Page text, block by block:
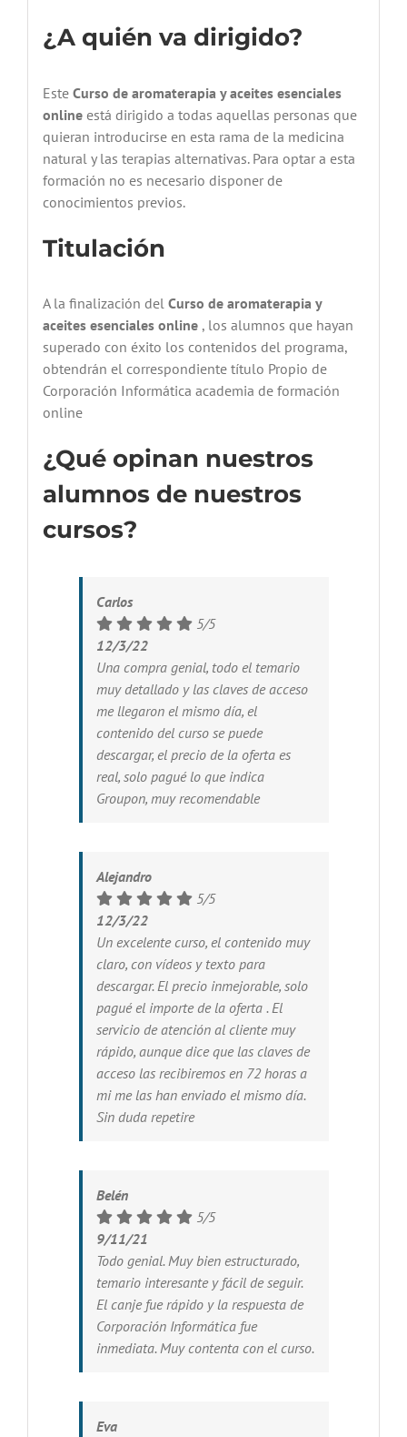
¿A quién va dirigido?
Este Curso de aromaterapia y aceites esenciales
online está dirigido a todas aquellas personas que
quieran introducirse en esta rama de la medicina
natural y las terapias alternativas. Para optar a esta
formación no es necesario disponer de
conocimientos previos.
Titulación
A la finalización del Curso de aromaterapia y
aceites esenciales online , los alumnos que hayan
superado con éxito los contenidos del programa,
obtendrán el correspondiente título Propio de
Corporación Informática academia de formación
online
¿Qué opinan nuestros
alumnos de nuestros
cursos?
Carlos
5/5
12/3/22
Una compra genial, todo el temario
muy detallado y las claves de acceso
me llegaron el mismo día, el
contenido del curso se puede
descargar, el precio de la oferta es
real, solo pagué lo que indica
Groupon, muy recomendable
Alejandro
5/5
12/3/22
Un excelente curso, el contenido muy
claro, con vídeos y texto para
descargar. El precio inmejorable, solo
pagué el importe de la oferta . El
servicio de atención al cliente muy
rápido, aunque dice que las claves de
acceso las recibiremos en 72 horas a
mi me las han enviado el mismo día.
Sin duda repetire
Belén
5/5
9/11/21
Todo genial. Muy bien estructurado,
temario interesante y fácil de seguir.
El canje fue rápido y la respuesta de
Corporación Informática fue
inmediata. Muy contenta con el curso.
Eva